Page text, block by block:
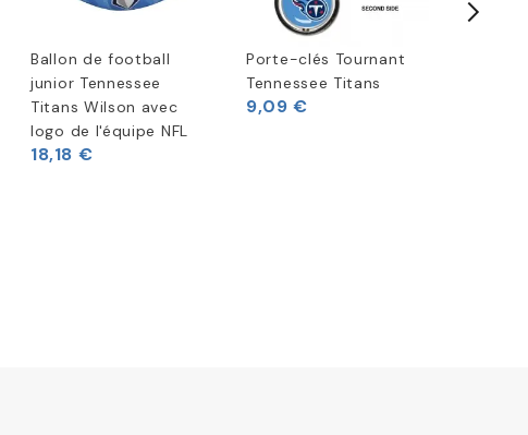
Ballon de football
junior Tennessee
Titans Wilson avec
logo de l'équipe NFL
18,18 €
Porte-clés Tournant
Tennessee Titans
9,09 €